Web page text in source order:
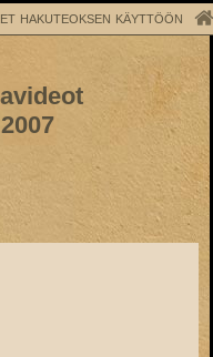
hakuteoksen käyttöön